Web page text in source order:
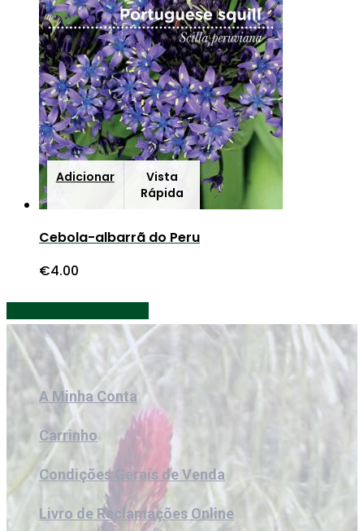
Adicionar
Vista
Rápida
Cebola-albarrã do Peru
€4.00
A Minha Conta
Carrinho
Condições Gerais de Venda
Livro de Reclamações Online